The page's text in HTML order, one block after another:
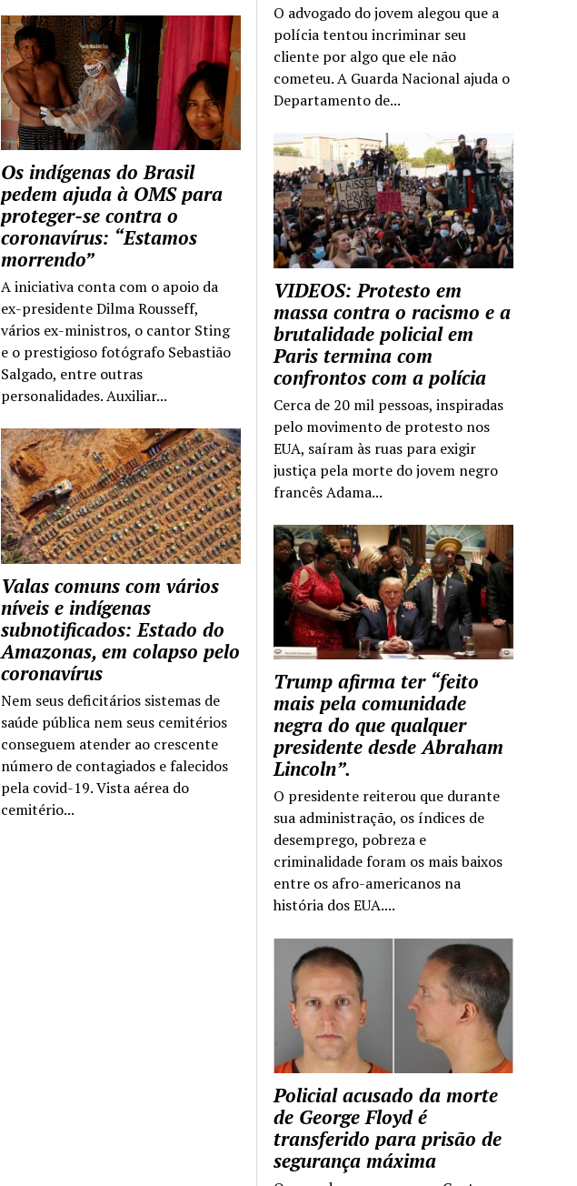
O advogado do jovem alegou que a
polícia tentou incriminar seu
cliente por algo que ele não
cometeu. A Guarda Nacional ajuda o
Departamento de...
VIDEOS: Protesto em
massa contra o racismo e a
brutalidade policial em
Paris termina com
confrontos com a polícia
Cerca de 20 mil pessoas, inspiradas
pelo movimento de protesto nos
EUA, saíram às ruas para exigir
justiça pela morte do jovem negro
francês Adama...
Trump afirma ter “feito
mais pela comunidade
negra do que qualquer
presidente desde Abraham
Lincoln”.
O presidente reiterou que durante
sua administração, os índices de
desemprego, pobreza e
criminalidade foram os mais baixos
entre os afro-americanos na
história dos EUA....
Policial acusado da morte
de George Floyd é
transferido para prisão de
segurança máxima
Os indígenas do Brasil
pedem ajuda à OMS para
proteger-se contra o
coronavírus: “Estamos
morrendo”
A iniciativa conta com o apoio da
ex-presidente Dilma Rousseff,
vários ex-ministros, o cantor Sting
e o prestigioso fotógrafo Sebastião
Salgado, entre outras
personalidades. Auxiliar...
Valas comuns com vários
níveis e indígenas
subnotificados: Estado do
Amazonas, em colapso pelo
coronavírus
Nem seus deficitários sistemas de
saúde pública nem seus cemitérios
conseguem atender ao crescente
número de contagiados e falecidos
pela covid-19. Vista aérea do
cemitério...